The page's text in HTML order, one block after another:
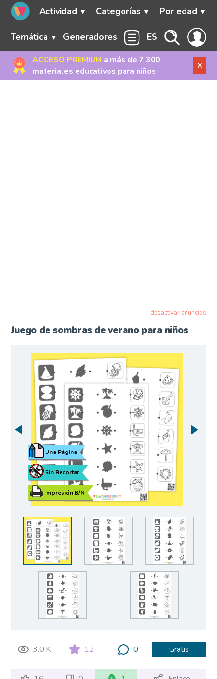
Actividad Categorías Por edad
Temática Generadores ES
ACCESO PREMIUM a más de 7 300
materiales educativos para niños
X
desactivar anuncios
Juego de sombras de verano para niños
Impresión B/N
Sin Recortar
Una Página
3.0 K 12 0 Gratis